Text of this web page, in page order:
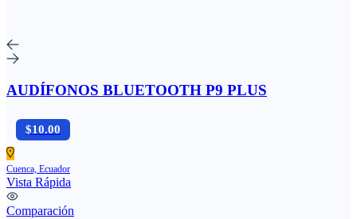
AUDÍFONOS BLUETOOTH P9 PLUS
$10.00
Cuenca, Ecuador
Vista Rápida
Comparación